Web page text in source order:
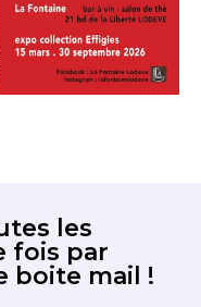
les
fois par
boite mail !